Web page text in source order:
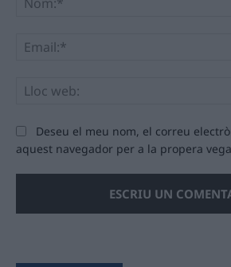
Deseu el meu nom, el correu
aquest navegador per a la propera